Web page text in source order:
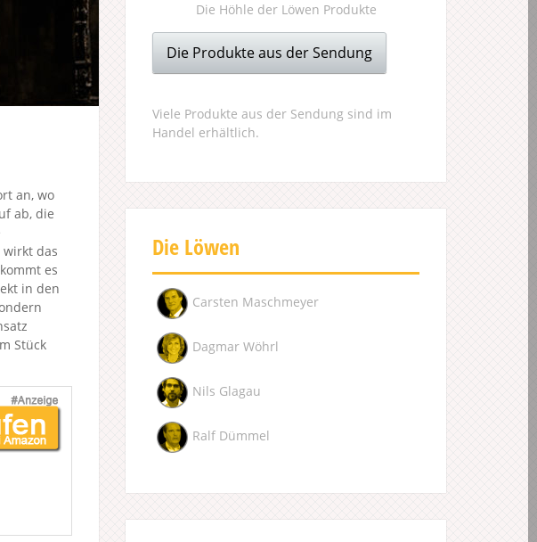
an, wo
ab, die
das
es
in den
Stück
Die Höhle der Löwen Produkte
Die Produkte aus der Sendung
Viele Produkte aus der Sendung sind im
Handel erhältlich.
Die Löwen
Carsten Maschmeyer
Dagmar Wöhrl
Nils Glagau
Ralf Dümmel